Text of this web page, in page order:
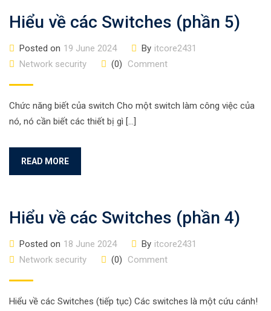
Hiểu về các Switches (phần 5)
Posted on 19 June 2024 By itcore2431
Network security
(0) Comment
Chức năng biết của switch Cho một switch làm công việc của
nó, nó cần biết các thiết bị gì […]
READ MORE
Hiểu về các Switches (phần 4)
Posted on 18 June 2024 By itcore2431
Network security
(0) Comment
Hiểu về các Switches (tiếp tục) Các switches là một cứu cánh!